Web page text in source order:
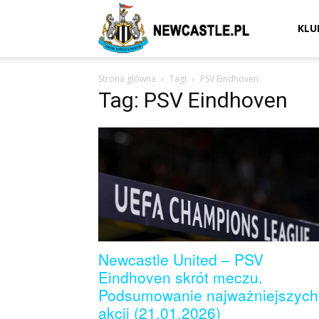
Newcastle
United
(transfery,
Strona główna Tagi PSV Eindhoven
Tag: PSV Eindhoven
Newcastle United – PSV
Eindhoven skrót meczu.
Podsumowanie najważniejszych
akcji (21.01.2026)